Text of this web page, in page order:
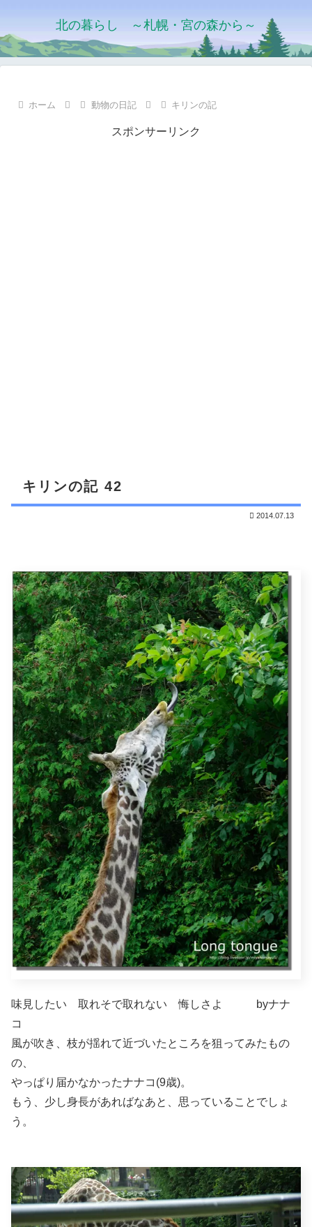
北の暮らし ～札幌・宮の森から～
ホーム 動物の日記 キリンの記
スポンサーリンク
キリンの記 42
2014.07.13
味見したい 取れそで取れない 悔しさよ byナナ
コ
風が吹き、枝が揺れて近づいたところを狙ってみたもの
の、
やっぱり届かなかったナナコ(9歳)。
もう、少し身長があればなあと、思っていることでしょ
う。